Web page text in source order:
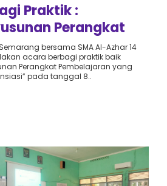
Praktik :
Perangkat
Yang
oleh SMA
14
Semarang bersama SMA Al-Azhar 14
acara berbagi praktik baik
Perangkat Pembelajaran yang
pada tanggal 8..